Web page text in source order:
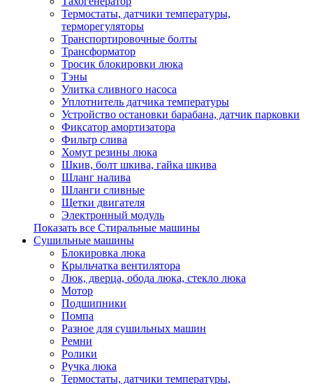
Термостаты, датчики температуры,
терморегуляторы
Транспортировочные болты
Трансформатор
Тросик блокировки люка
Тэны
Улитка сливного насоса
Уплотнитель датчика температуры
Устройство остановки барабана, датчик парковки
Фиксатор амортизатора
Фильтр слива
Хомут резины люка
Шкив, болт шкива, гайка шкива
Шланг налива
Шланги сливные
Щетки двигателя
Электронный модуль
Показать все Стиральные машины
Сушильные машины
Блокировка люка
Крыльчатка вентилятора
Люк, дверца, обода люка, стекло люка
Мотор
Подшипники
Помпа
Разное для сушильных машин
Ремни
Ролики
Ручка люка
Термостаты, датчики температуры,